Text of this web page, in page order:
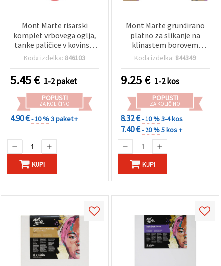
Mont Marte risarski
komplet vrbovega oglja,
tanke paličice v kovinski
škatli – 10 kosov
Koda izdelka: 846103
5.45€ 1-2 paket
POPUSTI
ZA KOLIČINO
4.90 €- 10 %3 paket +
KUPI
Mont Marte grundirano
platno za slikanje na
klinastem borovem
okvirju, Pro Series DT, 30,5
Koda izdelka: 844349
9.25€ 1-2 kos
POPUSTI
ZA KOLIČINO
8.32 €- 10 %3-4 kos
7.40 €- 20 %5 kos +
KUPI